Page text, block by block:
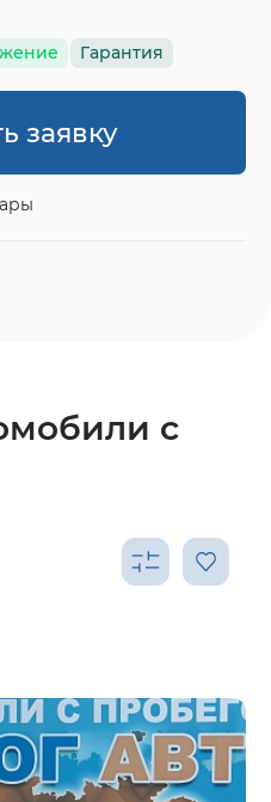
Гарантия
заявку
с